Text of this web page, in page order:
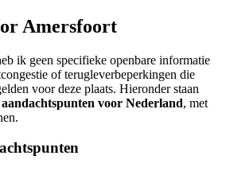
Amersfoort
ik geen specifieke openbare informatie
of terugleverbeperkingen die
voor deze plaats. Hieronder staan
aandachtspunten voor Nederland, met